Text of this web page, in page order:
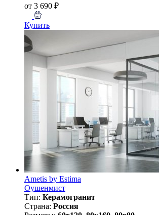
от 3 690 ₽
Купить
Ametis by Estima
Оушенмист
Тип: Керамогранит
Страна: Россия